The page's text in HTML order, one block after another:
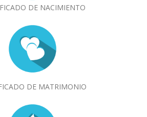
DE NACIMIENTO
DE MATRIMONIO